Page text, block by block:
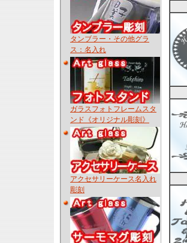
タンブラー・その他グラ
ス：名入れ
ガラスフォトフレームスタ
ンド《オリジナル彫刻》
アクセサリーケース名入れ
彫刻